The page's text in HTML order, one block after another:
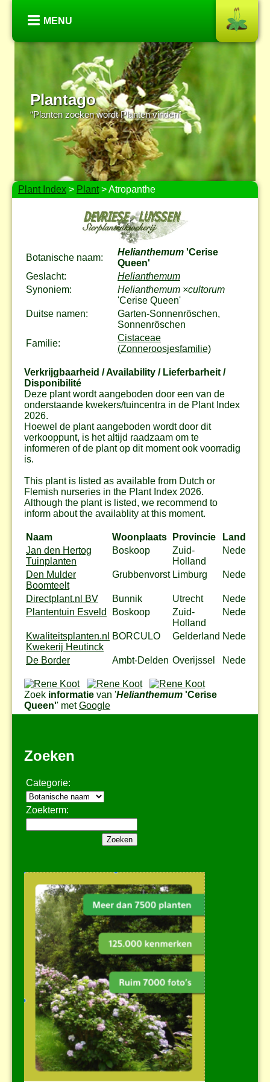
MENU
Plantago
“Planten zoeken wordt Planten vinden”
Plant Index > Plant> Atropanthe
Botanische naam:
Helianthemum 'Cerise
Queen'
Geslacht:
Helianthemum
Synoniem:
Helianthemum ×cultorum
'Cerise Queen'
Duitse namen:
Garten-Sonnenröschen,
Sonnenröschen
Familie:
Cistaceae
(Zonneroosjesfamilie)
Verkrijgbaarheid / Availability / Lieferbarheit /
Disponibilité
Deze plant wordt aangeboden door een van de
onderstaande kwekers/tuincentra in de Plant Index
2026.
Hoewel de plant aangeboden wordt door dit
verkooppunt, is het altijd raadzaam om te
informeren of de plant op dit moment ook voorradig
is.
This plant is listed as available from Dutch or
Flemish nurseries in the Plant Index 2026.
Although the plant is listed, we recommend to
inform about the availablity at this moment.
Naam Woonplaats Provincie
Land
Jan den Hertog
Tuinplanten
Boskoop
Zuid-
Holland
Nederland
Den Mulder
Boomteelt
Grubbenvorst Limburg Nederland
Directplant.nl BV Bunnik Utrecht
Nederland
Plantentuin Esveld
Boskoop
Zuid-
Holland
Nederland
Kwaliteitsplanten.nl
Kwekerij Heutinck
BORCULO Gelderland Nederland
De Border Ambt-Delden Overijssel Nederland
Zoek informatie van 'Helianthemum 'Cerise
Queen'' metGoogle
Zoeken
Categorie:
Zoekterm: